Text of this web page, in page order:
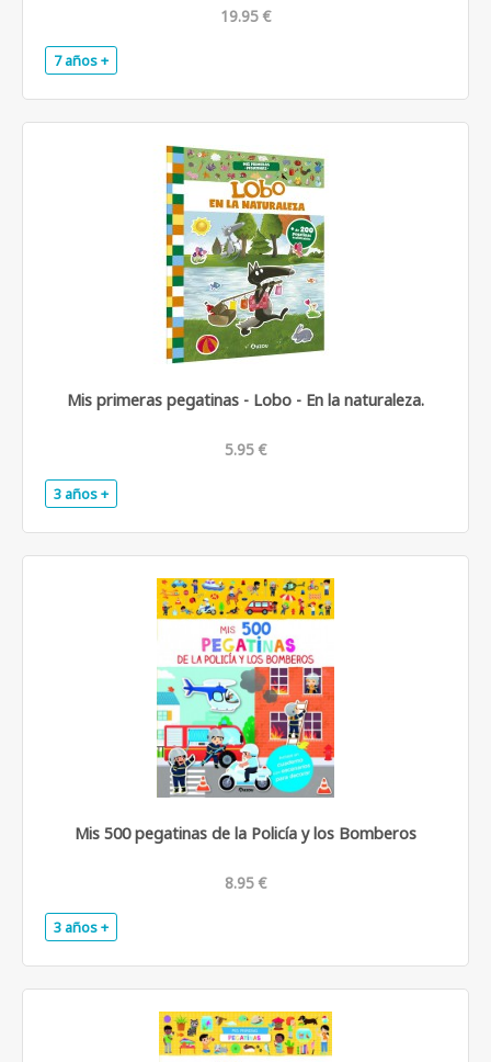
19.95 €
7 años +
Mis primeras pegatinas - Lobo - En la naturaleza.
5.95 €
3 años +
Mis 500 pegatinas de la Policía y los Bomberos
8.95 €
3 años +